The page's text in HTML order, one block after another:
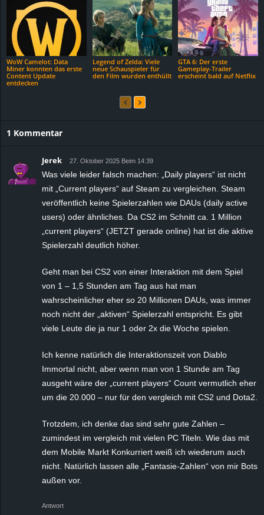
WoW Camelot: Data
Miner konnten das erste
Content Update
entdecken
Legend of Zelda: Viele
neue Schauspieler für
den Film wurden enthüllt
GTA 6: Der erste
Gameplay-Trailer
erscheint bald auf Netflix
1 Kommentar
Jerek 27. Oktober 2025 Beim 14:39
Was viele leider falsch machen: „Daily players“ ist nicht
mit „Current players“ auf Steam zu vergleichen. Steam
veröffentlich keine Spielerzahlen wie DAUs (daily active
users) oder ähnliches. Da CS2 im Schnitt ca. 1 Million
„current players“ (JETZT gerade online) hat ist die aktive
Spielerzahl deutlich höher.
Geht man bei CS2 von einer Interaktion mit dem Spiel
von 1 – 1,5 Stunden am Tag aus hat man
wahrscheinlicher eher so 20 Millionen DAUs, was immer
noch nicht der „aktiven“ Spielerzahl entspricht. Es gibt
viele Leute die ja nur 1 oder 2x die Woche spielen.
Ich kenne natürlich die Interaktionszeit von Diablo
Immortal nicht, aber wenn man von 1 Stunde am Tag
ausgeht wäre der „current players“ Count vermutlich eher
um die 20.000 – nur für den vergleich mit CS2 und Dota2.
Trotzdem, ich denke das sind sehr gute Zahlen –
zumindest im vergleich mit vielen PC Titeln. Wie das mit
dem Mobile Markt Konkurriert weiß ich wiederum auch
nicht. Natürlich lassen alle „Fantasie-Zahlen“ von mir Bots
außen vor.
Antwort